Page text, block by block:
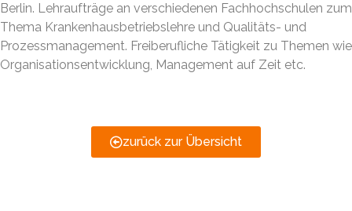
Berlin. Lehraufträge an verschiedenen Fachhochschulen zum
Thema Krankenhausbetriebslehre und Qualitäts- und
Prozessmanagement. Freiberufliche Tätigkeit zu Themen wie
Organisationsentwicklung, Management auf Zeit etc.
zurück zur Übersicht